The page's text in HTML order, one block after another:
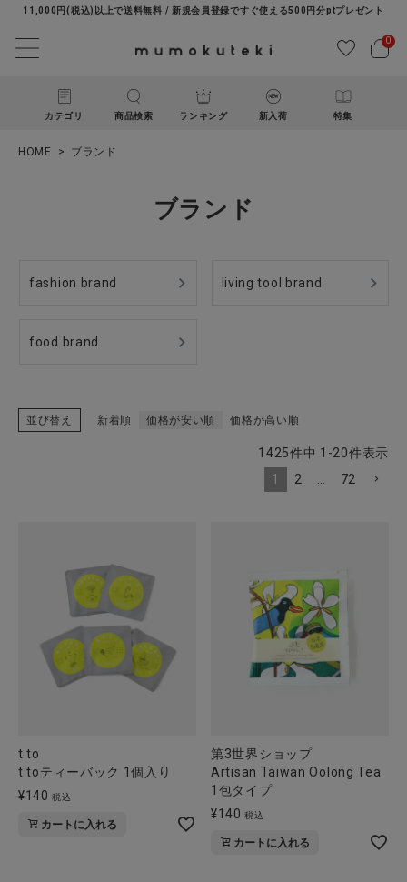
11,000円(税込)以上で送料無料 / 新規会員登録ですぐ使える500円分ptプレゼント
0
カテゴリ 商品検索 ランキング 新入荷 特集
ファッション雑貨
生活雑貨
食品
ブランド
全ての商品
HOME ブランド
ブランド
fashion brand living tool brand
food brand
並び替え 新着順 価格が安い順 価格が高い順
1425件中 1 -20件表示
1
2 72
t to
t toティーバック 1個入り
¥140 税込
カートに入れる
第3世界ショップ
Artisan Taiwan Oolong Tea
1包タイプ
¥140 税込
カートに入れる